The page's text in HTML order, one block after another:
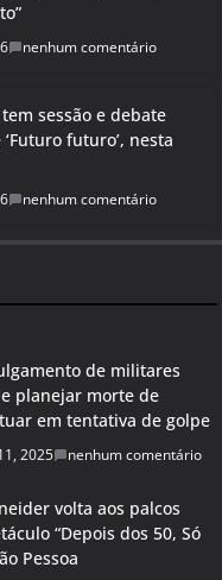
nenhum comentário
sessão e debate
futuro’, nesta
nenhum comentário
de militares
planejar morte de
em tentativa de golpe
2025 nenhum comentário
volta aos palcos
“Depois dos 50, Só
Pessoa